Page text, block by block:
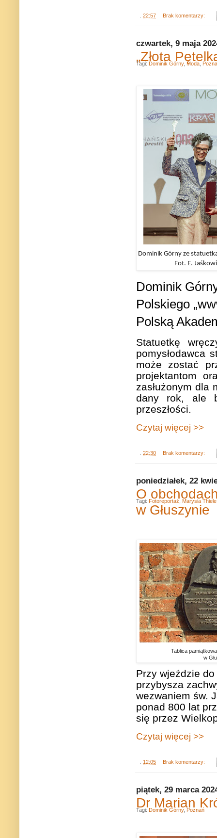
22:57 Brak komentarzy:
czwartek, 9 maja
„Złota
Dominik Górny ze
Fot. E.
Dominik
Polskiego
Polską
Statuetkę
pomysłodawca
może zostać
projektantom
zasłużonym dla
dany rok, ale
przeszłości.
Czytaj więcej >>
22:30 Brak komentarzy:
Tagi: Dominik Górny, Moda
poniedziałek, 22
O
w Głuszynie
Tablica
w
Przy wjeździe
przybysza
wezwaniem św.
ponad 800 lat
się przez
Czytaj więcej >>
12:05 Brak komentarzy:
Tagi: Fotoreportaż Marysia Thiele
piątek, 29 marca
Dr Marian
Tagi: Dominik Górny, Poznań